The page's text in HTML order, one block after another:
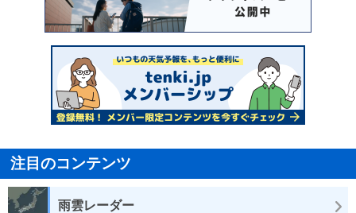
注目のコンテンツ
雨雲レーダー